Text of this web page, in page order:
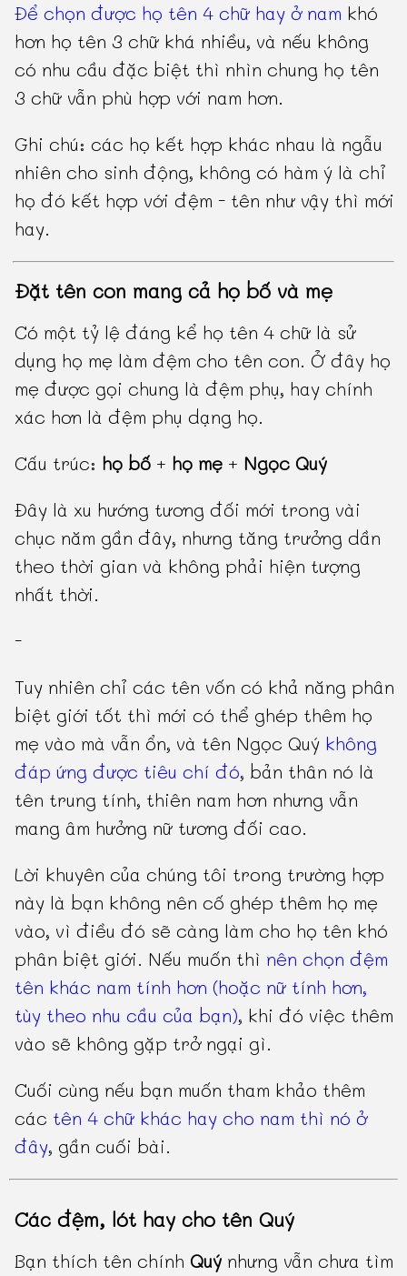
Để chọn được họ tên 4 chữ hay ở nam khó
hơn họ tên 3 chữ khá nhiều, và nếu không
có nhu cầu đặc biệt thì nhìn chung họ tên
3 chữ vẫn phù hợp với nam hơn.
Ghi chú: các họ kết hợp khác nhau là ngẫu
nhiên cho sinh động, không có hàm ý là chỉ
họ đó kết hợp với đệm - tên như vậy thì mới
hay.
Đặt tên con mang cả họ bố và mẹ
Có một tỷ lệ đáng kể họ tên 4 chữ là sử
dụng họ mẹ làm đệm cho tên con. Ở đây họ
mẹ được gọi chung là đệm phụ, hay chính
xác hơn là đệm phụ dạng họ.
Cấu trúc: họ bố + họ mẹ + Ngọc Quý
Đây là xu hướng tương đối mới trong vài
chục năm gần đây, nhưng tăng trưởng dần
theo thời gian và không phải hiện tượng
nhất thời.
-
Tuy nhiên chỉ các tên vốn có khả năng phân
biệt giới tốt thì mới có thể ghép thêm họ
mẹ vào mà vẫn ổn, và tên Ngọc Quý không
đáp ứng được tiêu chí đó, bản thân nó là
tên trung tính, thiên nam hơn nhưng vẫn
mang âm hưởng nữ tương đối cao.
Lời khuyên của chúng tôi trong trường hợp
này là bạn không nên cố ghép thêm họ mẹ
vào, vì điều đó sẽ càng làm cho họ tên khó
phân biệt giới. Nếu muốn thì nên chọn đệm
tên khác nam tính hơn (hoặc nữ tính hơn,
tùy theo nhu cầu của bạn), khi đó việc thêm
vào sẽ không gặp trở ngại gì.
Cuối cùng nếu bạn muốn tham khảo thêm
các tên 4 chữ khác hay cho nam thì nó ở
đây, gần cuối bài.
Các đệm, lót hay cho tên Quý
Bạn thích tên chính Quý nhưng vẫn chưa tìm